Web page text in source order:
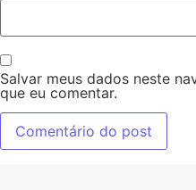
Salvar meus dados neste
que eu comentar.